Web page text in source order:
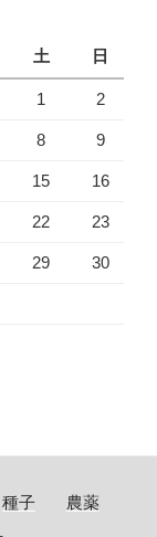
土 日
1 2
8 9
15 16
22 23
29 30
種子
農薬